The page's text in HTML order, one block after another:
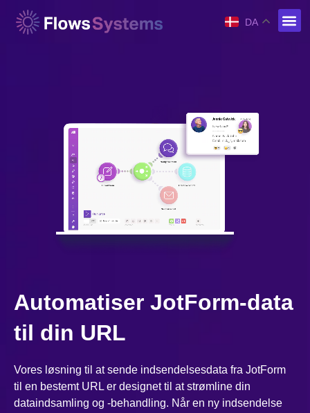
DA
Automatiser JotForm-data
til din URL
Vores løsning til at sende indsendelsesdata fra JotForm
til en bestemt URL er designet til at strømline din
dataindsamling og -behandling. Når en ny indsendelse